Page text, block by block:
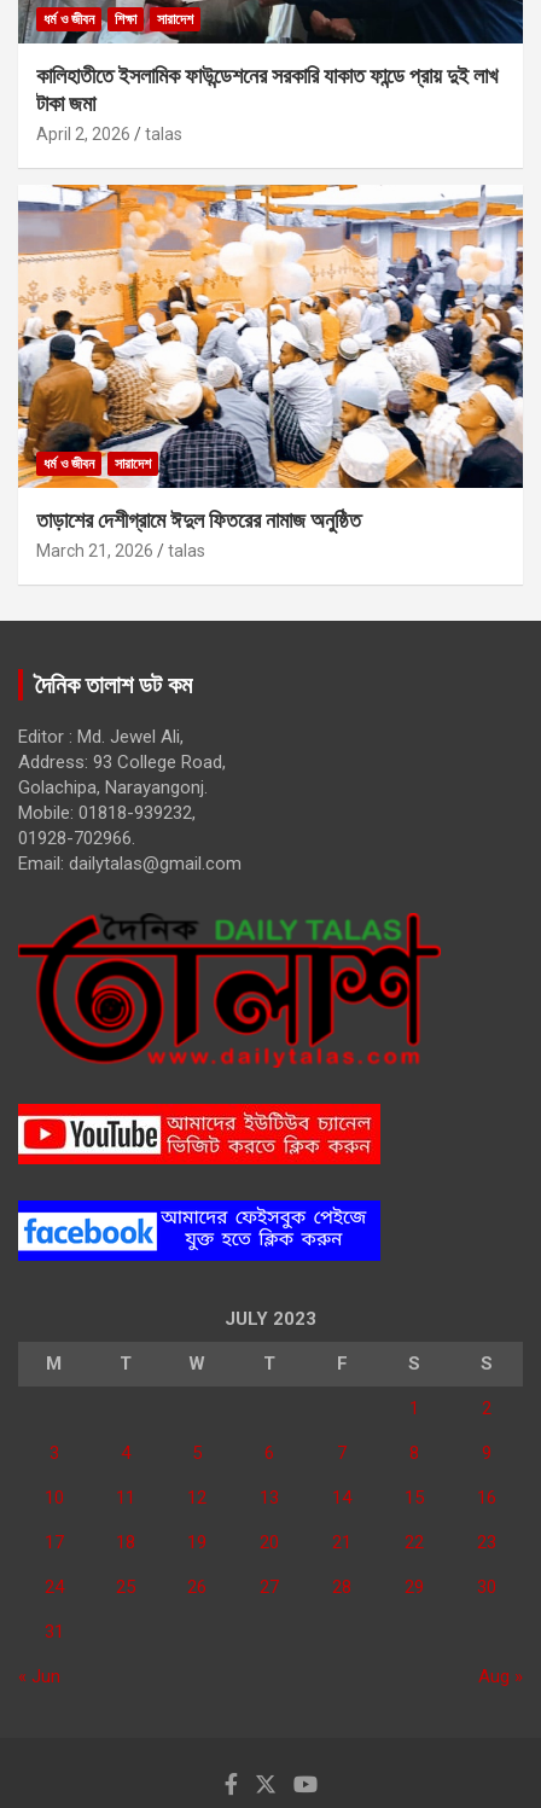
ধর্ম ও জীবন শিক্ষা সারাদেশ
কালিহাতীতে ইসলামিক ফাউন্ডেশনের সরকারি যাকাত ফান্ডে প্রায় দুই লাখ
টাকা জমা
April 2, 2026 talas
ধর্ম ও জীবন সারাদেশ
তাড়াশের দেশীগ্রামে ঈদুল ফিতরের নামাজ অনুষ্ঠিত
March 21, 2026 talas
দৈনিক তালাশ ডট কম
Editor : Md. Jewel Ali,
Address: 93 College Road,
Golachipa, Narayangonj.
Mobile: 01818-939232,
01928-702966.
Email: dailytalas@gmail.com
JULY 2023
M T W T F S S
1 2
3 4 5 6 7 8 9
10 11 12 13 14 15 16
17 18 19 20 21 22 23
24 25 26 27 28 29 30
31
« Jun Aug »